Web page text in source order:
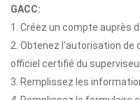
GACC:
1. Créez un compte auprès
2. Obtenez l'autorisation de
officiel certifié du
3. Remplissez les